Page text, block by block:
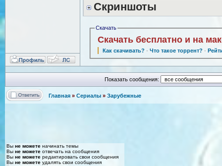
Скриншоты
Скачать
Скачать бесплатно и на
Как скачивать? · Что такое торрент? ·
Показать сообщения:
Главная » Сериалы » Зарубежные
Вы не можете начинать темы
Вы не можете отвечать на сообщения
Вы не можете редактировать свои сообщения
Вы не можете удалять свои сообщения